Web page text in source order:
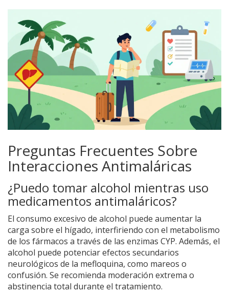
Preguntas Frecuentes Sobre
Interacciones Antimaláricas
¿Puedo tomar alcohol mientras uso
medicamentos antimaláricos?
El consumo excesivo de alcohol puede aumentar la
carga sobre el hígado, interfiriendo con el metabolismo
de los fármacos a través de las enzimas CYP. Además, el
alcohol puede potenciar efectos secundarios
neurológicos de la mefloquina, como mareos o
confusión. Se recomienda moderación extrema o
abstinencia total durante el tratamiento.